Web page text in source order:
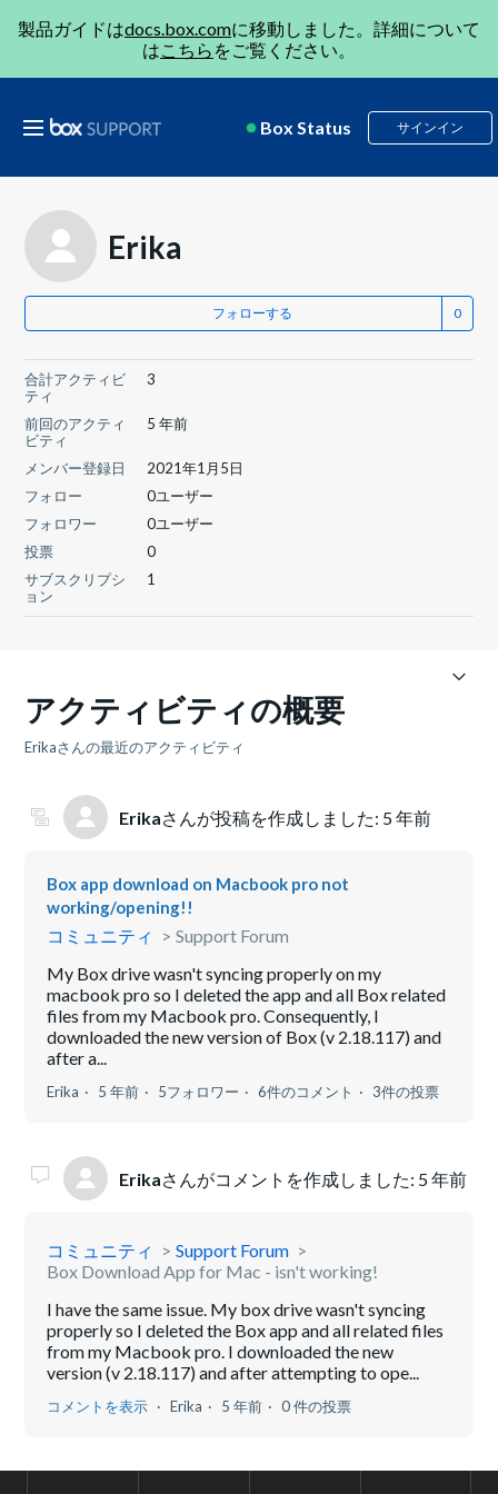
製品ガイドはdocs.box.comに移動しました。詳細について
はこちら をご覧ください。
Box Status サインイン
Erika
フォローする
合計アクティビ
ティ
3
前回のアクティ
ビティ
5 年前
メンバー登録日
2021年1月5日
フォロー
0ユーザー
フォロワー
0ユーザー
投票
0
サブスクリプシ
ョン
1
アクティビティの概要
Erikaさんの最近のアクティビティ
Erikaさんが投稿を作成しました: 5 年前
Box app download on Macbook pro not
working/opening!!
コミュニティ
Support Forum
My Box drive wasn't syncing properly on my
macbook pro so I deleted the app and all Box related
files from my Macbook pro. Consequently, I
downloaded the new version of Box (v 2.18.117) and
after a...
Erika 5 年前 5フォロワー 6件のコメント 3件の投票
Erikaさんがコメントを作成しました: 5 年前
コミュニティ
Support Forum
Box Download App for Mac - isn't working!
I have the same issue. My box drive wasn't syncing
properly so I deleted the Box app and all related files
from my Macbook pro. I downloaded the new
version (v 2.18.117) and after attempting to ope...
コメントを表示 Erika 5 年前 0 件の投票